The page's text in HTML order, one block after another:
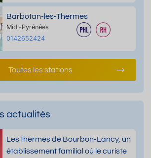
Barbotan-les-Thermes
Midi-Pyrénées
0142652424
Toutes les stations
actualités
Les thermes de Bourbon-Lancy, un
établissement familial où le curiste